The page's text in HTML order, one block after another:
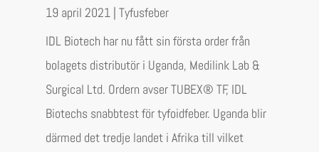
19 april 2021| Tyfusfeber
IDL Biotech har nu fått sin första order från
bolagets distributör i Uganda, Medilink Lab &
Surgical Ltd. Ordern avser TUBEX® TF, IDL
Biotechs snabbtest för tyfoidfeber. Uganda blir
därmed det tredje landet i Afrika till vilket